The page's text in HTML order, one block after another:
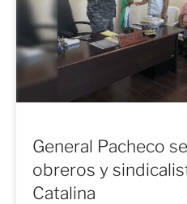
General Pacheco
obreros y
Catalina